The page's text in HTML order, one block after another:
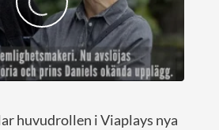
huvudrollen i Viaplays nya